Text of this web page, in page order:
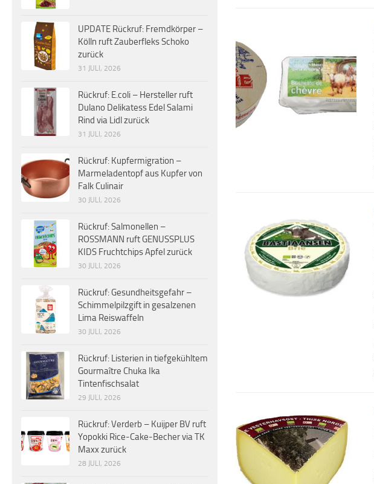
UPDATE Rückruf: Fremdkörper –
Kölln ruft Zauberfleks Schoko
zurück
31 JULI, 2026
Rückruf: E.coli – Hersteller ruft
Dulano Delikatess Edel Salami
Rind via Lidl zurück
31 JULI, 2026
Rückruf: Kupfermigration –
Marmeladentopf aus Kupfer von
Falk Culinair
30 JULI, 2026
Rückruf: Salmonellen –
ROSSMANN ruft GENUSSPLUS
KIDS Fruchtchips Apfel zurück
30 JULI, 2026
Rückruf: Gesundheitsgefahr –
Schimmelpilzgift in gesalzenen
Lima Reiswaffeln
30 JULI, 2026
Rückruf: Listerien in tiefgekühltem
Gourmaître Chuka Ika
Tintenfischsalat
29 JULI, 2026
Rückruf: Verderb – Kuijper BV ruft
Yopokki Rice-Cake-Becher via TK
Maxx zurück
28 JULI, 2026